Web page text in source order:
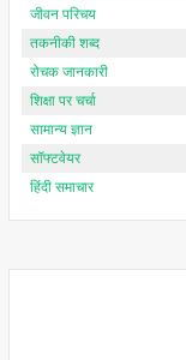
जीवन परिचय
तकनीकी शब्द
रोचक जानकारी
शिक्षा पर चर्चा
सामान्य ज्ञान
सॉफ्टवेयर
हिंदी समाचार